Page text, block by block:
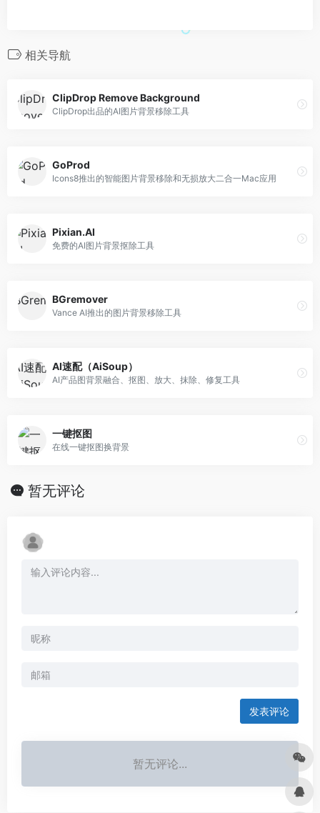
相关导航
ClipDrop Remove Background
ClipDrop出品的AI图片背景移除工具
GoProd
Icons8推出的智能图片背景移除和无损放大二合一Mac应用
Pixian.AI
免费的AI图片背景抠除工具
BGremover
Vance AI推出的图片背景移除工具
AI速配（AiSoup）
AI产品图背景融合、抠图、放大、抹除、修复工具
一键抠图
在线一键抠图换背景
暂无评论
发表评论
暂无评论...